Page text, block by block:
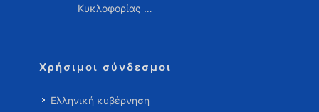
Κυκλοφορίας …
Χρήσιμοι σύνδεσμοι
Ελληνική κυβέρνηση